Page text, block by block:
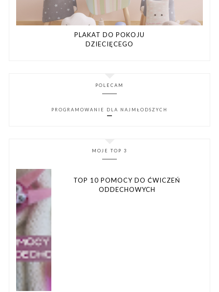
PLAKAT DO POKOJU
DZIECIĘCEGO
POLECAM
PROGRAMOWANIE DLA NAJMŁODSZYCH
MOJE TOP 3
TOP 10 POMOCY DO ĆWICZEŃ
ODDECHOWYCH